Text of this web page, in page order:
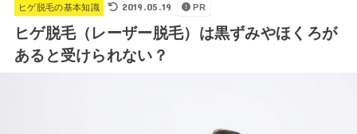
ヒゲ脱毛の基本知識 2019.05.19 PR
ヒゲ脱毛（レーザー脱毛）は黒ずみやほくろが
あると受けられない？